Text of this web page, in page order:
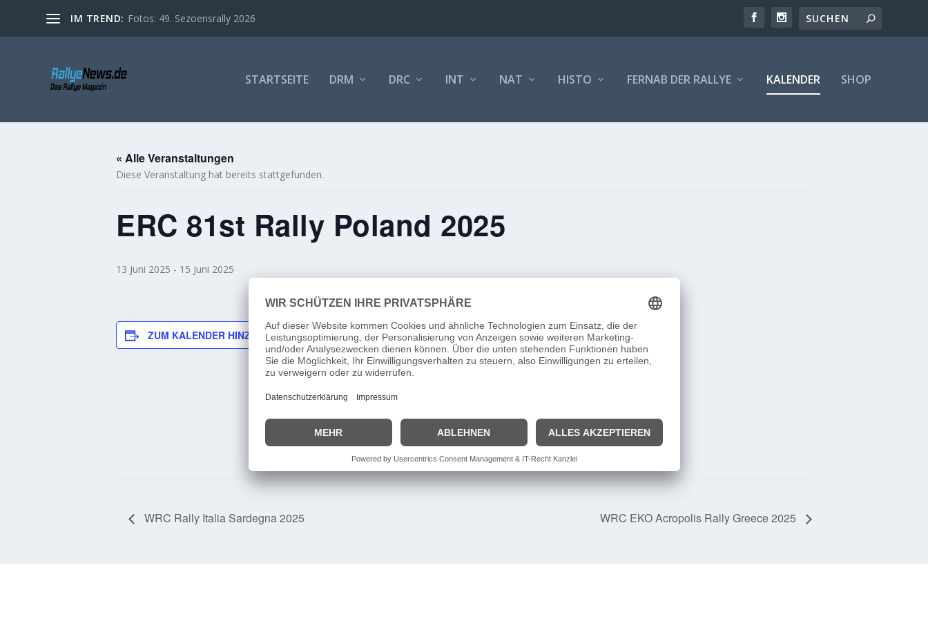
IM TREND: Fotos: 49. Sezoensrally 2026
STARTSEITE DRM DRC INT NAT HISTO FERNAB DER RALLYE KALENDER SHOP
« Alle Veranstaltungen
Diese Veranstaltung hat bereits stattgefunden.
ERC 81st Rally Poland 2025
13 Juni 2025 - 15 Juni 2025
ZUM KALENDER HINZUFÜGEN
DETAILS
Beginn:
13 Juni 2025
Ende:
Website:
https://rajdpolski.pl/
WRC Rally Italia Sardegna 2025 WRC EKO Acropolis Rally Greece 2025